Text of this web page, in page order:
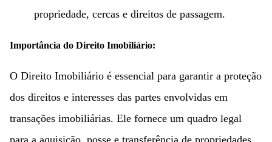
propriedade, cercas e direitos de passagem.
Importância do Direito Imobiliário:
O Direito Imobiliário é essencial para garantir a proteção
dos direitos e interesses das partes envolvidas em
transações imobiliárias. Ele fornece um quadro legal